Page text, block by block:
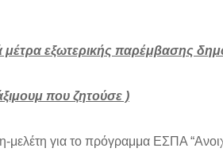
μέτρα εξωτερικής παρέμβασης
που ζητούσε )
μελέτη για το πρόγραμμα ΕΣΠΑ